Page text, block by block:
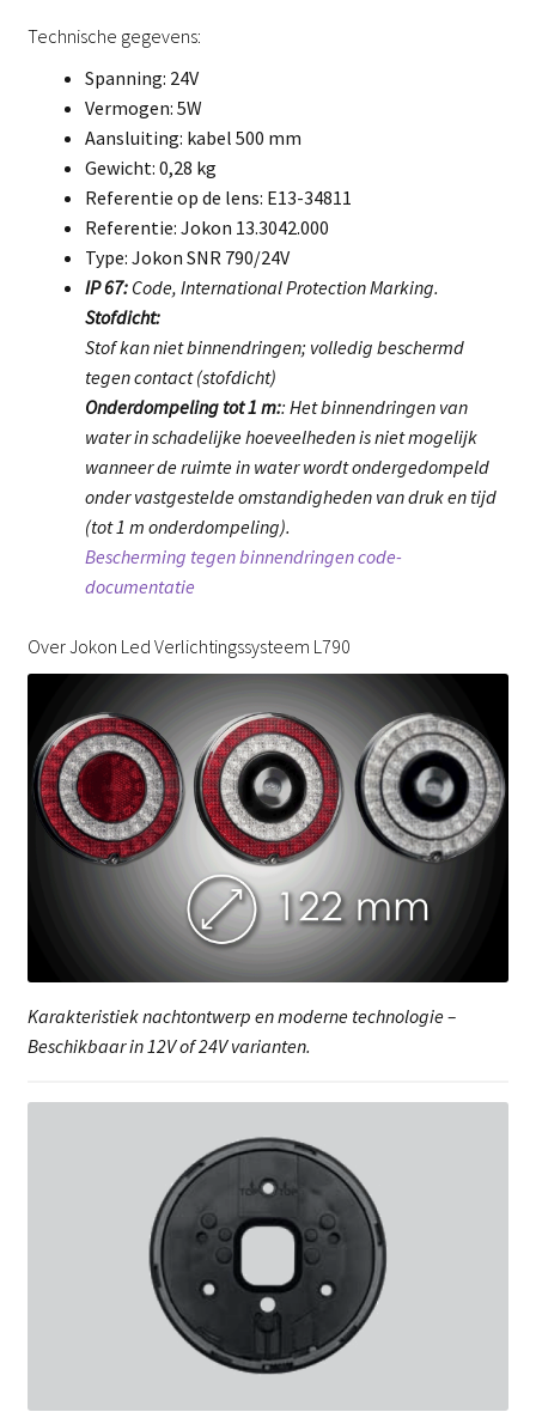
Technische gegevens:
Spanning: 24V
Vermogen: 5W
Aansluiting: kabel 500 mm
Gewicht: 0,28 kg
Referentie op de lens: E13-34811
Referentie: Jokon 13.3042.000
Type: Jokon SNR 790/24V
IP 67:Code, International Protection Marking.
Stofdicht:
Stof kan niet binnendringen; volledig beschermd
tegen contact (stofdicht)
Onderdompeling tot 1 m:: Het binnendringen van
water in schadelijke hoeveelheden is niet mogelijk
wanneer de ruimte in water wordt ondergedompeld
onder vastgestelde omstandigheden van druk en tijd
(tot 1 m onderdompeling).
Bescherming tegen binnendringen code-
documentatie
Over Jokon Led Verlichtingssysteem L790
Karakteristiek nachtontwerp en moderne technologie –
Beschikbaar in 12V of 24V varianten.